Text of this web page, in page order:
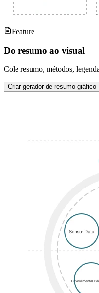
Feature
Do resumo ao visual
Cole resumo, métodos,
Criar gerador de resumo gráfico